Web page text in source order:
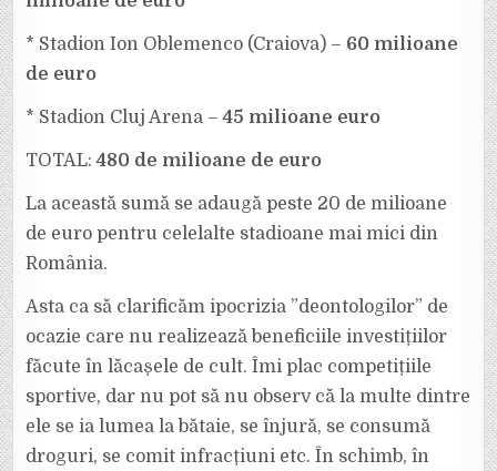
FI
ALOCATE
* Stadion Ion Oblemenco (Craiova) – 60 milioane
de euro
* Stadion Cluj Arena –45 milioane euro
TOTAL:480 de milioane de euro
La această sumă se adaugă peste 20 de milioane
de euro pentru celelalte stadioane mai mici din
România.
Asta ca să clarificăm ipocrizia ”deontologilor” de
ocazie care nu realizează beneficiile investițiilor
făcute în lăcașele de cult. Îmi plac competițiile
sportive, dar nu pot să nu observ că la multe dintre
ele se ia lumea la bătaie, se înjură, se consumă
droguri, se comit infracțiuni etc. În schimb, în